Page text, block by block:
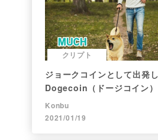
クリプト
ジョークコインとして出発
Dogecoin（ドージコイン
まで。注目される非証券性🐶
Konbu
2021/01/19